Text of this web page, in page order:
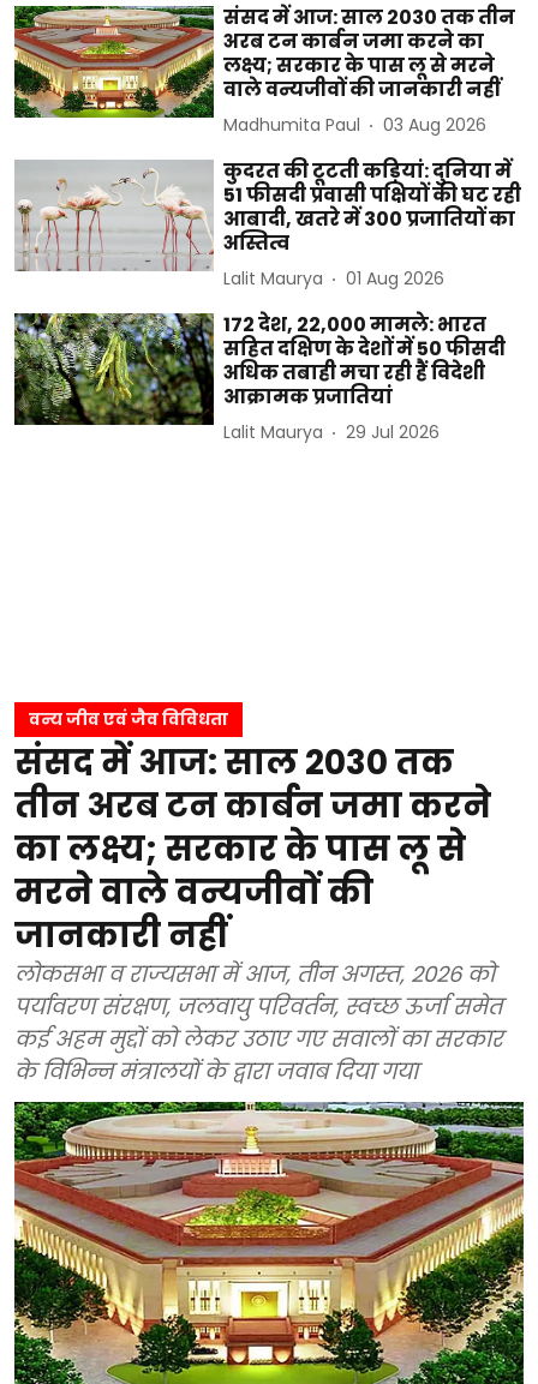
संसद में आज: साल 2030 तक तीन
अरब टन कार्बन जमा करने का
लक्ष्य; सरकार के पास लू से मरने
वाले वन्यजीवों की जानकारी नहीं
Madhumita Paul 03 Aug 2026
कुदरत की टूटती कड़ियां: दुनिया में
51 फीसदी प्रवासी पक्षियों की घट रही
आबादी, खतरे में 300 प्रजातियों का
अस्तित्व
Lalit Maurya 01 Aug 2026
172 देश, 22,000 मामले: भारत
सहित दक्षिण के देशों में 50 फीसदी
अधिक तबाही मचा रही हैं विदेशी
आक्रामक प्रजातियां
Lalit Maurya 29 Jul 2026
वन्य जीव एवं जैव विविधता
संसद में आज: साल 2030 तक
तीन अरब टन कार्बन जमा करने
का लक्ष्य; सरकार के पास लू से
मरने वाले वन्यजीवों की
जानकारी नहीं
लोकसभा व राज्यसभा में आज, तीन अगस्त, 2026 को
पर्यावरण संरक्षण, जलवायु परिवर्तन, स्वच्छ ऊर्जा समेत
कई अहम मुद्दों को लेकर उठाए गए सवालों का सरकार
के विभिन्न मंत्रालयों के द्वारा जवाब दिया गया